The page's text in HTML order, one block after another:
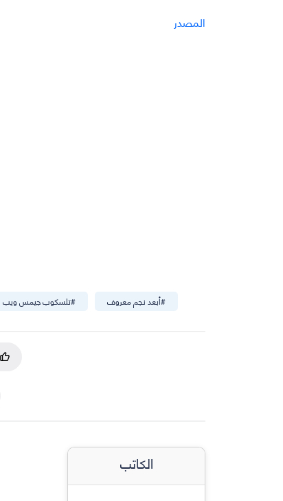
المصدر
#تلسكوب جيمس ويب #أبعد نجم معروف
الكاتب